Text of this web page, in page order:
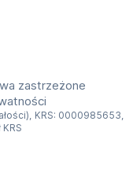
zastrzeżone
KRS: 0000985653,